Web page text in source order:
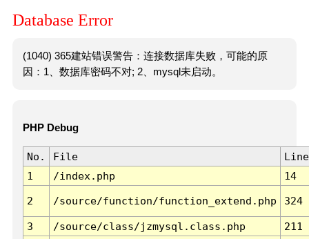
Database Error
(1040) 365建站错误警告：连接数据库失败，可能的原
因：1、数据库密码不对; 2、mysql未启动。
PHP Debug
No. File
Line
1
/index.php 14
2 /source/function/function_extend.php 324
3 /source/class/jzmysql.class.php
211